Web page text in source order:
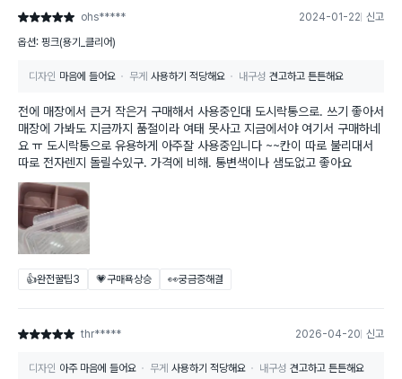
별점 5점 ohs***** 2024-01-22 신고
옵션: 핑크(용기_클리어)
디자인 마음에 들어요 무게 사용하기 적당해요 내구성 견고하고 튼튼해요
전에 매장에서 큰거 작은거 구매해서 사용중인대 도시락통으로. 쓰기 좋아서
매장에 가봐도 지금까지 품절이라 여태 못사고 지금에서야 여기서 구매하네
요 ㅠ 도시락통으로 유용하게 아주잘 사용중입니다 ~~칸이 따로 불리대서
따로 전자렌지 돌릴수있구. 가격에 비해. 통변색이나 샘도없고 좋아요
👍완전꿀팁3 💗구매욕상승 👀궁금증해결
별점 5점 thr***** 2026-04-20 신고
디자인 아주 마음에 들어요 무게 사용하기 적당해요 내구성 견고하고 튼튼해요